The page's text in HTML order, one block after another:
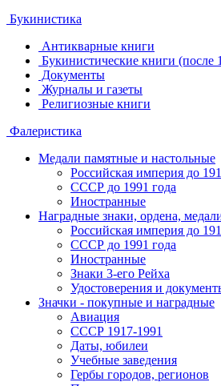
Букинистика
Антикварные книги
Букинистические книги (после
Документы
Журналы и газеты
Религиозные книги
Фалеристика
Медали памятные и настольные
Российская империя до
СССР до 1991 года
Иностранные
Наградные знаки, ордена,
Российская империя до
СССР до 1991 года
Иностранные
Знаки 3-его Рейха
Удостоверения и
Значки - покупные и наградные
Авиация
СССР 1917-1991
Даты, юбилеи
Учебные заведения
Гербы городов, регионов